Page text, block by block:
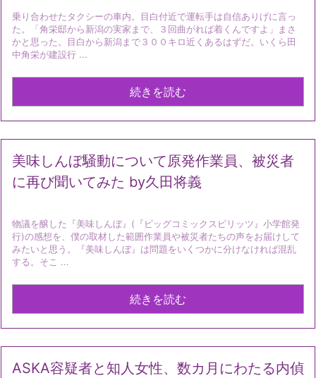
乗り合わせたタクシーの車内。目白付近で運転手は自信ありげに言っ
た。「角栄邸から新潟の実家まで、３回曲がれば着くんですよ」まさ
かと思った。目白から新潟まで３００キロ近くあるはずだ。いくら田
中角栄が建設行 ...
続きを読む
美味しんぼ騒動について原発作業員、被災者
に再び聞いてみた by久田将義
物議を醸した『美味しんぼ』(『ビッグコミックスピリッツ』小学館発
行)の感想を、僕の取材した範囲作業員や被災者たちの声をお届けして
みたいと思う。『美味しんぼ』は問題をいくつかに分けなければ混乱
する。そこ ...
続きを読む
ASKA容疑者と知人女性、数カ月にわたる内偵